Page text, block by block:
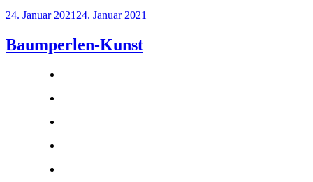
Veröffentlicht
24. Januar 2021 24. Januar 2021
Baumperlen-Kunst